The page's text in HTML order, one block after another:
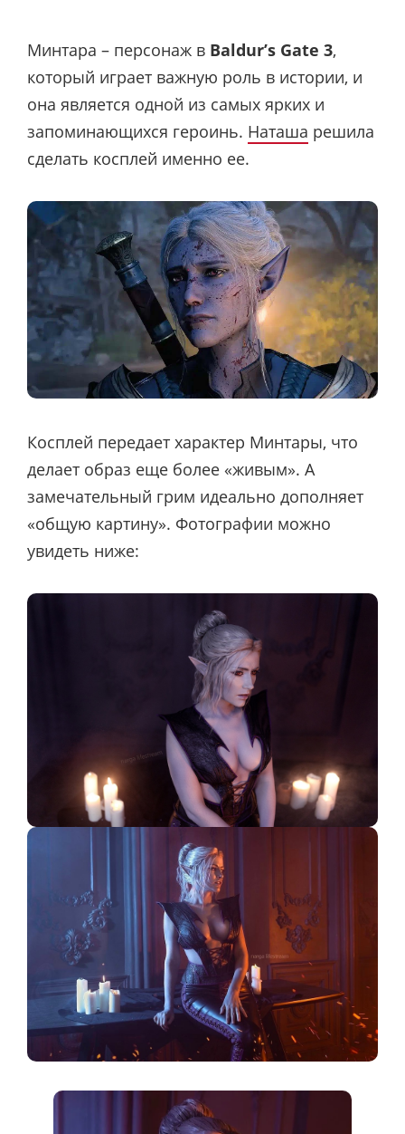
Минтара – персонаж в Baldur’s Gate 3,
который играет важную роль в истории, и
она является одной из самых ярких и
запоминающихся героинь. Наташа решила
сделать косплей именно ее.
Косплей передает характер Минтары, что
делает образ еще более «живым». А
замечательный грим идеально дополняет
«общую картину». Фотографии можно
увидеть ниже: